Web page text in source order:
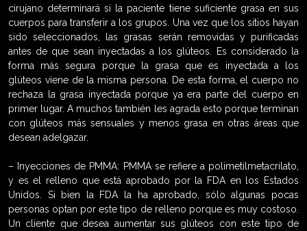
cirujano determinará si la paciente tiene suficiente grasa en sus
cuerpos para transferir a los grupos. Una vez que los sitios hayan
sido seleccionados, las grasas serán removidas y purificadas
antes de que sean inyectadas a los glúteos. Es considerado la
forma más segura porque la grasa que es inyectada a los
glúteos viene de la misma persona. De esta forma, el cuerpo no
rechaza la grasa inyectada porque ya era parte del cuerpo en
primer lugar. A muchos también les agrada esto porque terminan
con glúteos más sensuales y menos grasa en otras áreas que
desean adelgazar.
– Inyecciones de PMMA: PMMA se refiere a polimetilmetacrilato,
y es el relleno que está aprobado por la FDA en los Estados
Unidos. Si bien la FDA la ha aprobado, sólo algunas pocas
personas optan por este tipo de relleno porque es muy costoso.
Un cliente que desea aumentar sus glúteos con este tipo de